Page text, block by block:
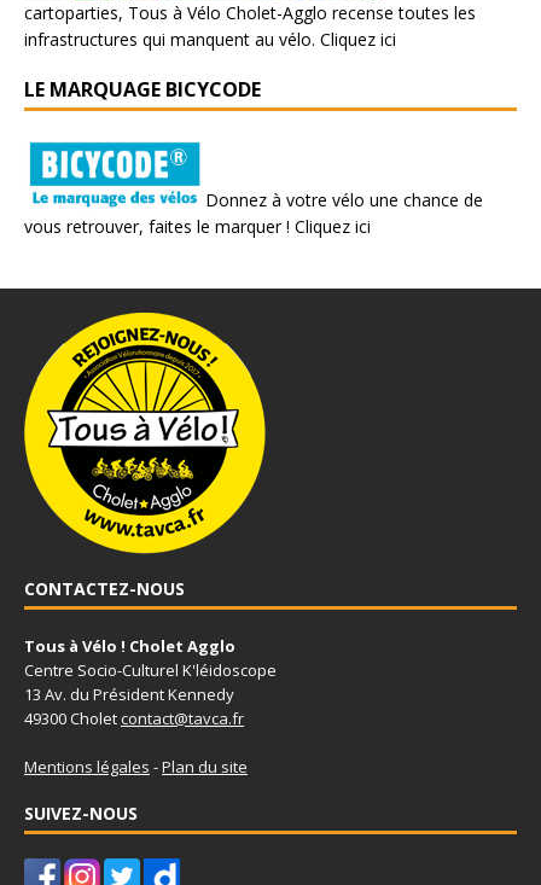
cartoparties, Tous à Vélo Cholet-Agglo recense toutes les
infrastructures qui manquent au vélo. Cliquez ici
LE MARQUAGE BICYCODE
Donnez à votre vélo une chance de
vous retrouver, faites le marquer ! Cliquez ici
CONTACTEZ-NOUS
Tous à Vélo ! Cholet Agglo
Centre Socio-Culturel K'léidoscope
13 Av. du Président Kennedy
49300 Choletcontact@tavca.fr
Mentions légales -Plan du site
SUIVEZ-NOUS